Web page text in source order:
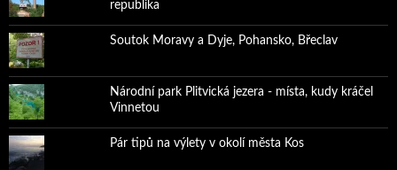
republika
Soutok Moravy a Dyje, Pohansko, Břeclav
Národní park Plitvická jezera - místa, kudy kráčel
Vinnetou
Pár tipů na výlety v okolí města Kos